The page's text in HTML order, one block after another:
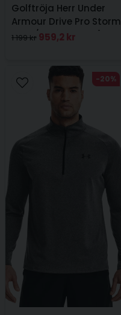
Golftröja Herr Under
Armour Drive Pro Storm
Hyb 1/2 Zip Mörkgrå
1 199 kr 959,2 kr
-20%